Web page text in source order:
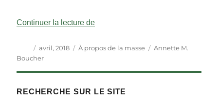
Continuer la lecture de« À propos de la masse : Nouvelle
Auteur
Publié
le
avril, 2018 Catégories
À propos de la masse Étiquettes
Annette M.
Boucher
RECHERCHE SUR LE SITE